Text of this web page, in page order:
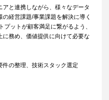
と連携しながら、様々なデータ
経営課題/事業課題を解決に導く
ットが顧客満足に繋がるよう、
務め、価値提供に向けて必要な
件の整理、技術スタック選定